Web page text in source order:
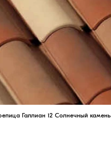
Галлиан 12 Солнечный камень